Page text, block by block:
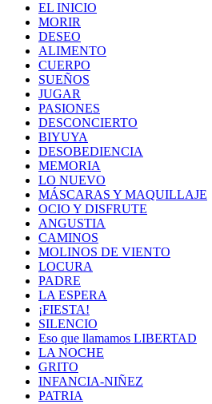
EL INICIO
MORIR
DESEO
ALIMENTO
CUERPO
SUEÑOS
JUGAR
PASIONES
DESCONCIERTO
BIYUYA
DESOBEDIENCIA
MEMORIA
LO NUEVO
MÁSCARAS Y MAQUILLAJE
OCIO Y DISFRUTE
ANGUSTIA
CAMINOS
MOLINOS DE VIENTO
LOCURA
PADRE
LA ESPERA
¡FIESTA!
SILENCIO
Eso que llamamos LIBERTAD
LA NOCHE
GRITO
INFANCIA-NIÑEZ
PATRIA